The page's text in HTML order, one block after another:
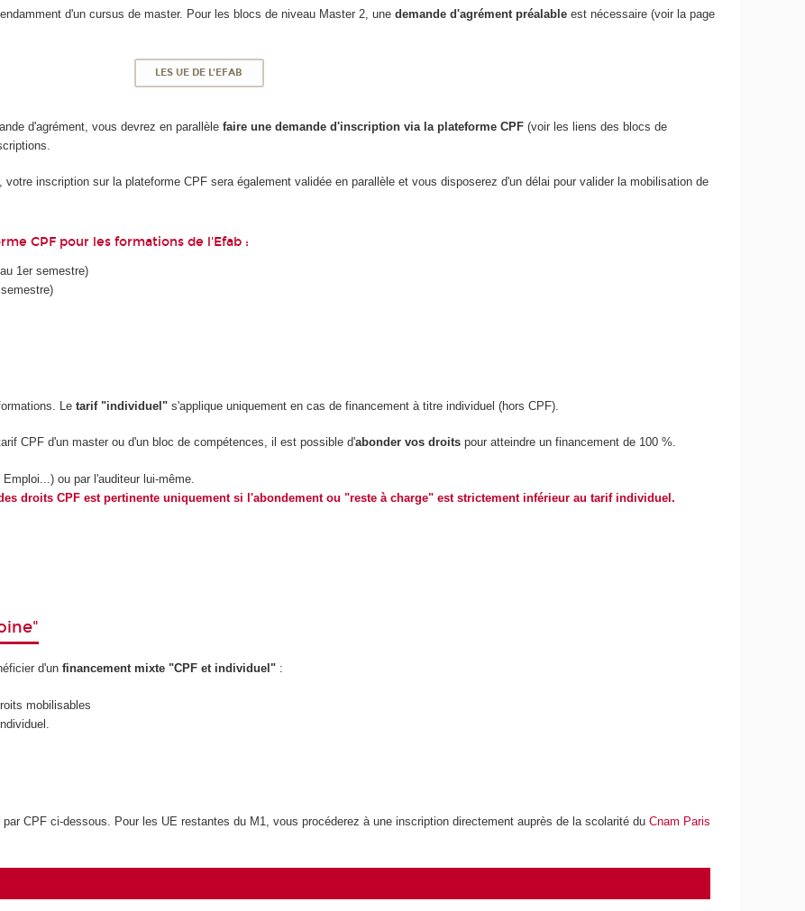
d'un cursus de master. Pour les blocs de niveau Master 2, unedemande d'agrément préalable est nécessaire (voir la page
LES UE DE L'EFAB
d'agrément, vous devrez en parallèlefaire une demande d'inscription via la plateforme CPF (voir les liens des blocs de
inscription sur la plateforme CPF sera également validée en parallèle et vous disposerez d'un délai pour valider la mobilisation de
CPF pour les formations de l'Efab :
1er semestre)
Letarif "individuel" s'applique uniquement en cas de financement à titre individuel (hors CPF).
CPF d'un master ou d'un bloc de compétences, il est possible d'abonder vos droits pour atteindre un financement de 100 %.
ou par l'auditeur lui-même.
droits CPF est pertinente uniquement si l'abondement ou "reste à charge" est strictement inférieur au tarif individuel.
d'unfinancement mixte "CPF et individuel" :
mobilisables
CPF ci-dessous. Pour les UE restantes du M1, vous procéderez à une inscription directement auprès de la scolarité duCnam Paris